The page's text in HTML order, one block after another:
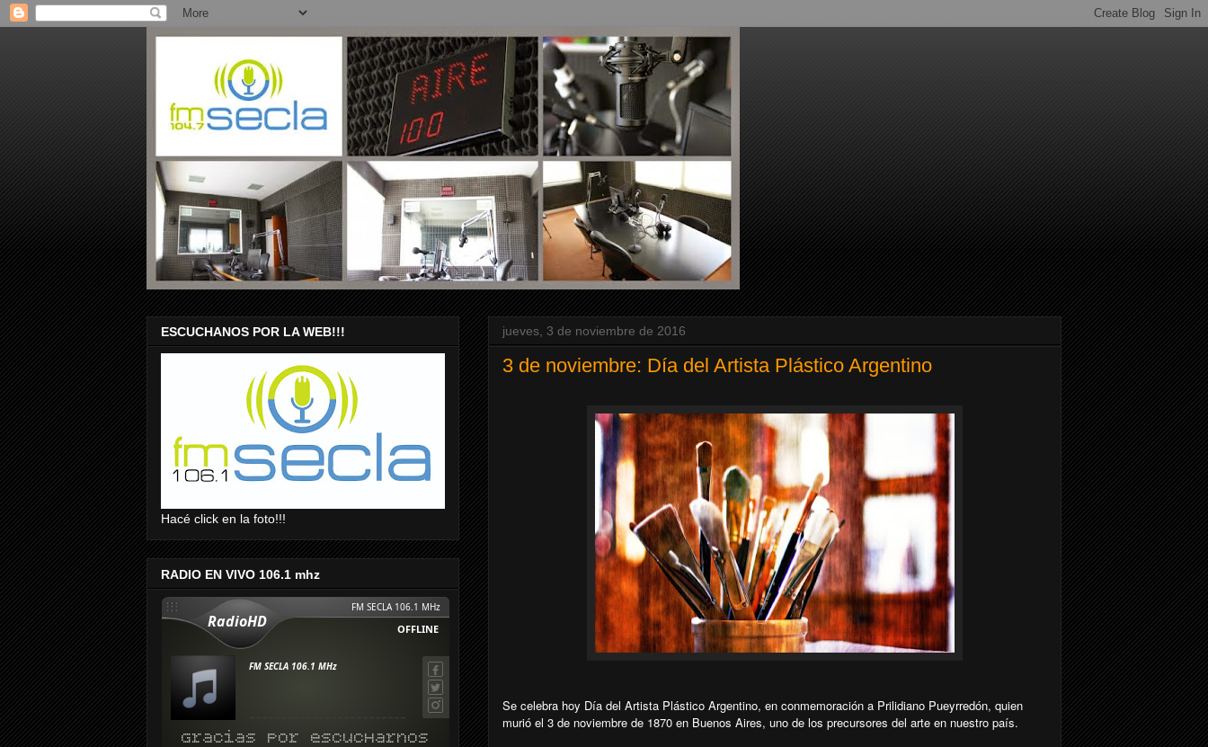
jueves, 3 de noviembre de 2016
3 de noviembre: Día del Artista Plástico Argentino
Se celebra hoy Día del Artista Plástico Argentino, en conmemoración a Prilidiano Pueyrredón, quien
murió el 3 de noviembre de 1870 en Buenos Aires, uno de los precursores del arte en nuestro país.
ESCUCHANOS POR LA WEB!!!
Hacé click en la foto!!!
RADIO EN VIVO 106.1 mhz